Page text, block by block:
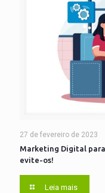
27 de fevereiro de 2023
Marketing Digital para
evite-os!
Leia mais